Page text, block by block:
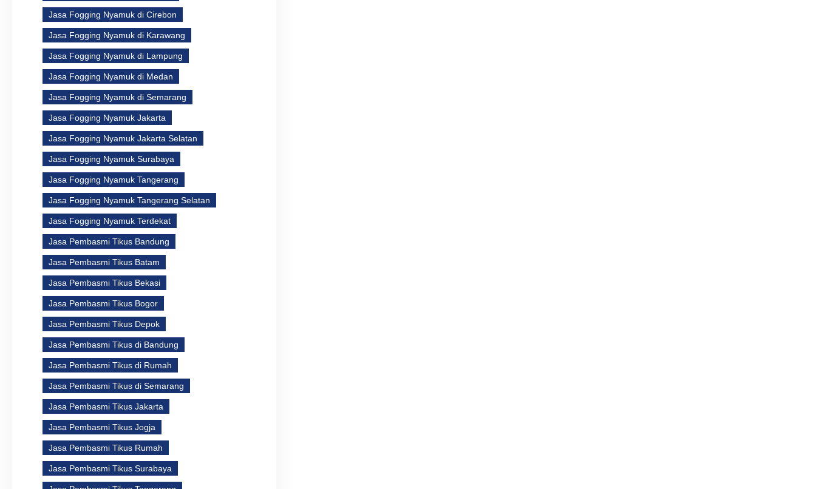
Jasa Fogging Nyamuk di Cirebon
Jasa Fogging Nyamuk di Karawang
Jasa Fogging Nyamuk di Lampung
Jasa Fogging Nyamuk di Medan
Jasa Fogging Nyamuk di Semarang
Jasa Fogging Nyamuk Jakarta
Jasa Fogging Nyamuk Jakarta Selatan
Jasa Fogging Nyamuk Surabaya
Jasa Fogging Nyamuk Tangerang
Jasa Fogging Nyamuk Tangerang Selatan
Jasa Fogging Nyamuk Terdekat
Jasa Pembasmi Tikus Bandung
Jasa Pembasmi Tikus Batam
Jasa Pembasmi Tikus Bekasi
Jasa Pembasmi Tikus Bogor
Jasa Pembasmi Tikus Depok
Jasa Pembasmi Tikus di Bandung
Jasa Pembasmi Tikus di Rumah
Jasa Pembasmi Tikus di Semarang
Jasa Pembasmi Tikus Jakarta
Jasa Pembasmi Tikus Jogja
Jasa Pembasmi Tikus Rumah
Jasa Pembasmi Tikus Surabaya